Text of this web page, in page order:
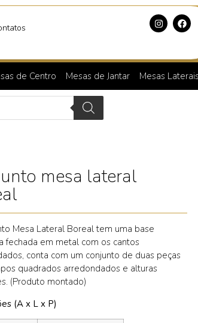
de Centro Mesas de Jantar Mesas
mesa lateral
Mesa Lateral Boreal tem uma base
fechada em metal com os cantos
conta com um conjunto de duas peças
quadrados arredondados e alturas
(Produto montado)
(A x L x P)